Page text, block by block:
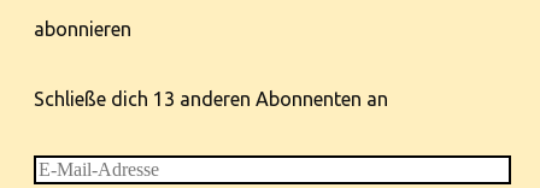
abonnieren
Schließe dich 13 anderen Abonnenten an
E-